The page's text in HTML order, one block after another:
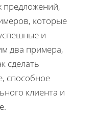
предложений,
которые
и
два примера,
сделать
способное
клиента и